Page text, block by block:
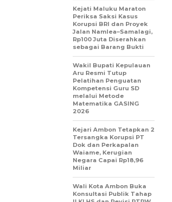
Kejati Maluku Maraton
Periksa Saksi Kasus
Korupsi BRI dan Proyek
Jalan Namlea–Samalagi,
Rp100 Juta Diserahkan
sebagai Barang Bukti
Wakil Bupati Kepulauan
Aru Resmi Tutup
Pelatihan Penguatan
Kompetensi Guru SD
melalui Metode
Matematika GASING
2026
Kejari Ambon Tetapkan 2
Tersangka Korupsi PT
Dok dan Perkapalan
Waiame, Kerugian
Negara Capai Rp18,96
Miliar
Wali Kota Ambon Buka
Konsultasi Publik Tahap